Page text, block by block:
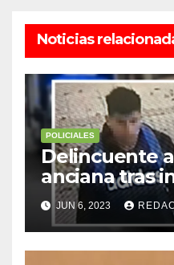
Noticias
POLICIALES
Delincuente
anciana tras
casa de
robarle: fue
escapaba
JUN 6, 2023